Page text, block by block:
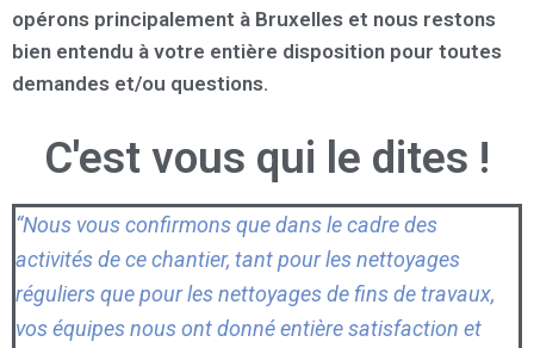
opérons principalement à Bruxelles et nous restons
bien entendu à votre entière disposition pour toutes
demandes et/ou questions.
C'est vous qui le dites !
“Nous vous confirmons que dans le cadre des
activités de ce chantier, tant pour les nettoyages
réguliers que pour les nettoyages de fins de travaux,
vos équipes nous ont donné entière satisfaction et